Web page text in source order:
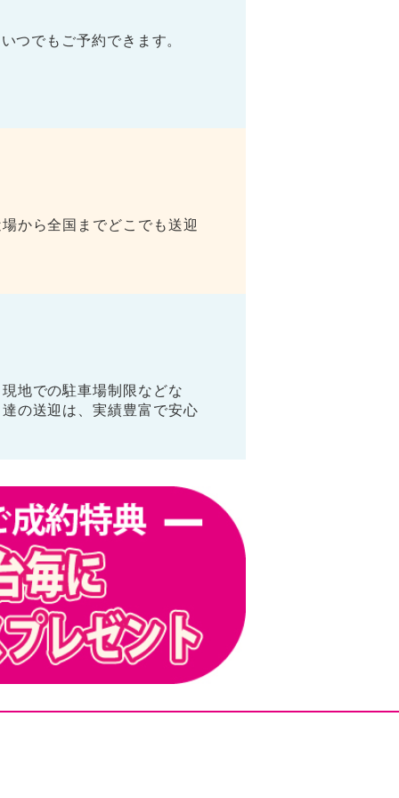
つでもご予約できます。
から全国までどこでも送迎
地での駐車場制限などな
の送迎は、実績豊富で安心